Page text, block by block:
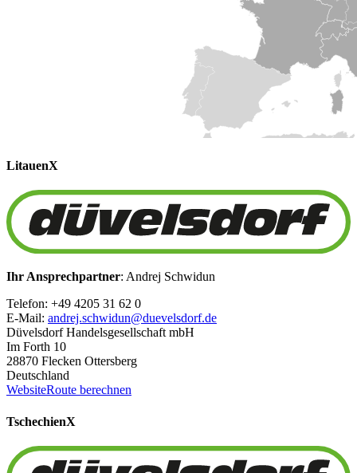
LitauenX
Ihr Ansprechpartner: Andrej Schwidun
Telefon: +49 4205 31 62 0
E-Mail: andrej.schwidun@duevelsdorf.de
Düvelsdorf Handelsgesellschaft mbH
Im Forth 10
28870 Flecken Ottersberg
Deutschland
WebsiteRoute berechnen
TschechienX